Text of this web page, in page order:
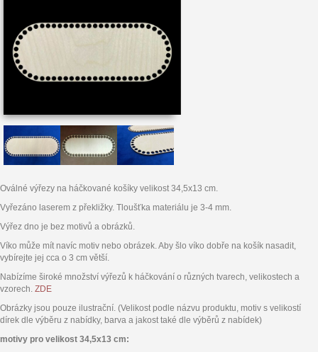
Oválné výřezy na háčkované košíky velikost 34,5x13 cm.
Vyřezáno laserem z překližky. Tloušťka materiálu je 3-4 mm.
Výřez dno je bez motivů a obrázků.
Víko může mít navíc motiv nebo obrázek. Aby šlo víko dobře na košík nasadit,
vybírejte jej cca o 3 cm větší.
Nabízíme široké množství výřezů k háčkování o různých tvarech, velikostech a
vzorech. ZDE
Obrázky jsou pouze ilustrační. (Velikost podle názvu produktu, motiv s velikostí
dírek dle výběru z nabídky, barva a jakost také dle výběrů z nabídek)
motivy pro velikost 34,5x13 cm: